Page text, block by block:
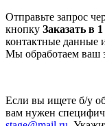
Отправьте запрос
кнопку Заказать в
контактные данные
Мы обработаем ваш
Если вы ищете б/у
вам нужен